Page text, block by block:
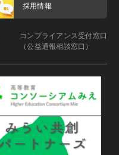
採用情報
コンプライアンス受付窓口
（公益通報相談窓口）